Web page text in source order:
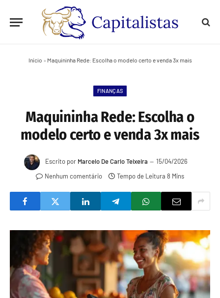
Início » Maquininha Rede: Escolha o modelo certo e venda 3x mais
FINANÇAS
Maquininha Rede: Escolha o
modelo certo e venda 3x mais
Escrito por Marcelo De Carlo Teixeira
15/04/2026
Nenhum comentário
Tempo de Leitura 8 Mins